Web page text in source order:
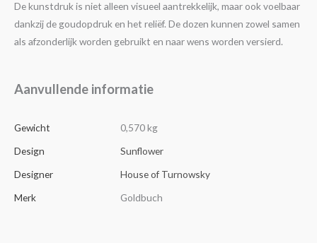
De kunstdruk is niet alleen visueel aantrekkelijk, maar ook voelbaar
dankzij de goudopdruk en het reliëf. De dozen kunnen zowel samen
als afzonderlijk worden gebruikt en naar wens worden versierd.
Aanvullende informatie
Gewicht
0,570 kg
Design
Sunflower
Designer
House of Turnowsky
Merk
Goldbuch